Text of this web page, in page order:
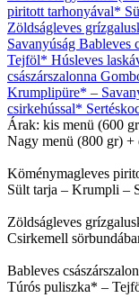
Árak: kis menü (600
Nagy menü (800 gr) +
Köménymagleves
Sült tarja – Krumpli –
Zöldságleves
Csirkemell
Bableves
Túrós puliszka* –